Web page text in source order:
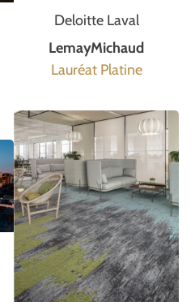
Deloitte Laval
LemayMichaud
Lauréat Platine